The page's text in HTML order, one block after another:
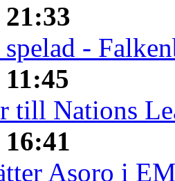
21:33
-
till Nations
Asoro i